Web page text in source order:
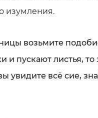
изумления.
возьмите
и пускают листья, то
увидите всё сие,